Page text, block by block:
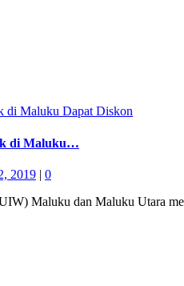
di Maluku…
2019 | 0
Maluku dan Maluku Utara